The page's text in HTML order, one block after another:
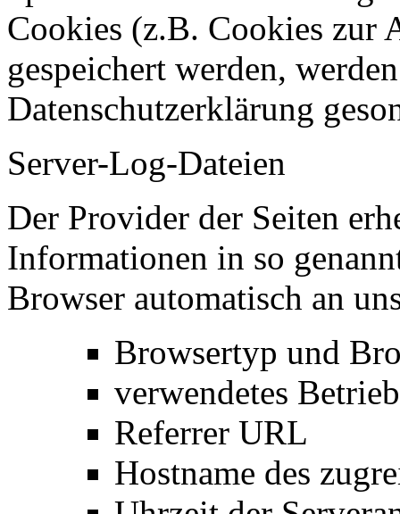
Cookies (z.B. Cookies zur
gespeichert werden,
Datenschutzerklärung
Server-Log-Dateien
Der Provider der Seiten
Informationen in so
Browser automatisch an
Browsertyp und
verwendetes
Referrer URL
Hostname des